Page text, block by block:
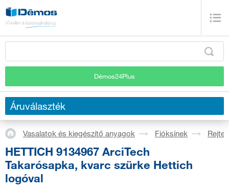
Démos24Plus
Áruválaszték
Vasalatok és kiegészítő anyagok Fióksínek
HETTICH 9134967 ArciTech
Takarósapka, kvarc szürke Hettich
logóval